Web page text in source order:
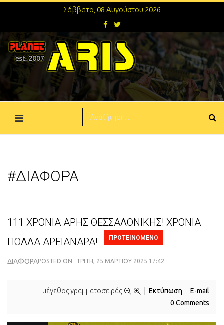
Σάββατο, 08 Αυγούστου 2026
#ΔΙΑΦΟΡΑ
111 ΧΡΟΝΙΑ ΑΡΗΣ ΘΕΣΣΑΛΟΝΙΚΗΣ! ΧΡΟΝΙΑ
ΠΟΛΛΑ ΑΡΕΙΑΝΑΡΑ!
ΠΡΟΤΕΙΝΟΜΕΝΟ
ΔΙΆΦΟΡΑPOSTED ON ΤΡΊΤΗ, 25 ΜΑΡΤΊΟΥ 2025 17:42
μέγεθος γραμματοσειράς Εκτύπωση
E-mail
0 Comments